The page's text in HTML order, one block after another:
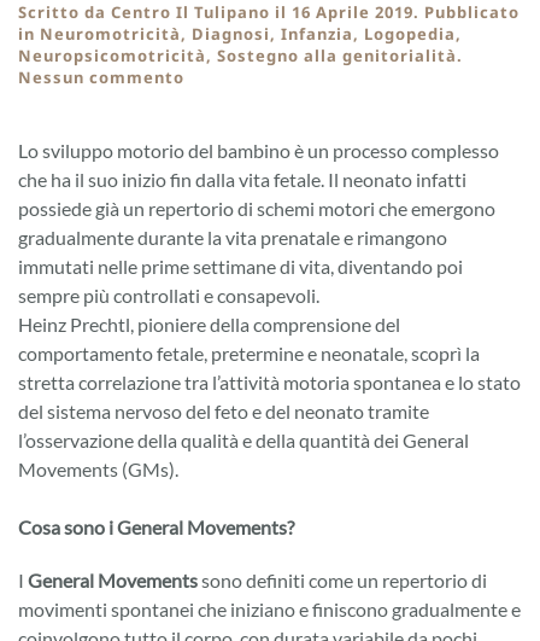
Scritto da Centro Il Tulipano il 16 Aprile 2019. Pubblicato
in Neuromotricità, Diagnosi, Infanzia, Logopedia,
Neuropsicomotricità, Sostegno alla genitorialità.
Nessun commento
MOVEMENTS:
cosa
sono
e
cosa
ci
rivelano
Lo sviluppo motorio del bambino è un processo complesso
che ha il suo inizio fin dalla vita fetale. Il neonato infatti
possiede già un repertorio di schemi motori che emergono
gradualmente durante la vita prenatale e rimangono
immutati nelle prime settimane di vita, diventando poi
sempre più controllati e consapevoli.
Heinz Prechtl, pioniere della comprensione del
comportamento fetale, pretermine e neonatale, scoprì la
stretta correlazione tra l’attività motoria spontanea e lo stato
del sistema nervoso del feto e del neonato tramite
l’osservazione della qualità e della quantità dei General
Movements (GMs).
Cosa sono i General Movements?
I General Movementssono definiti come un repertorio di
movimenti spontanei che iniziano e finiscono gradualmente e